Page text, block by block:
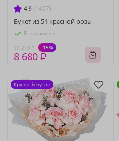
4.9 (1457)
Букет из 51 красной розы
В наличии
10 210 ₽ -15%
8 680 ₽
Крупный бутон